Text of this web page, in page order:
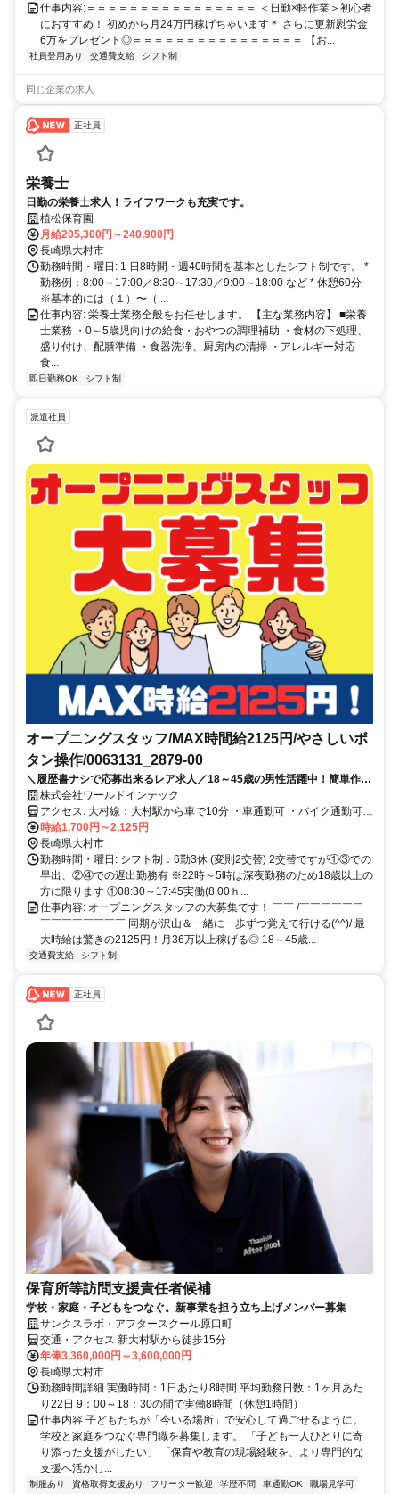
仕事内容: ​＝＝＝＝＝＝＝＝＝＝＝＝＝＝＝＝ ＜日勤×軽作業＞初心者
におすすめ！ 初めから月24万円稼げちゃいます＊ さらに更新慰労金
6万をプレゼント◎ ​＝＝＝＝＝＝＝＝＝＝＝＝＝＝＝＝ 【お...
社員登用あり 交通費支給 シフト制
同じ企業の求人
正社員
栄養士
日勤の栄養士求人！ライフワークも充実です。
植松保育園
月給205,300円～240,900円
長崎県大村市
勤務時間・曜日: 1 日8時間・週40時間を基本としたシフト制です。 *
勤務例：8:00～17:00／8:30～17:30／9:00～18:00 など * 休憩60分
※基本的には（１）〜（...
仕事内容: 栄養士業務全般をお任せします。 【主な業務内容】 ■栄養
士業務 ・0～5歳児向けの給食・おやつの調理補助 ・食材の下処理、
盛り付け、配膳準備 ・食器洗浄、厨房内の清掃 ・アレルギー対応
食...
即日勤務OK シフト制
派遣社員
オープニングスタッフ/MAX時間給2125円/やさしいボ
タン操作/0063131_2879-00
＼履歴書ナシで応募出来るレア求人／18～45歳の男性活躍中！簡単作業
なのに2交替勤務で月36万稼げる！未経験OK◎3ヶ月毎にミニボーナス
支給
株式会社ワールドインテック
アクセス: 大村線：大村駅から車で10分 ・車通勤可 ・バイク通勤可
・交通費規定支給
時給1,700円～2,125円
長崎県大村市
勤務時間・曜日: シフト制：6勤3休 (変則2交替) 2交替ですが①③での
早出、②④での遅出勤務有 ※22時～5時は深夜勤務のため18歳以上の
方に限ります ①08:30～17:45実働(8.00ｈ...
仕事内容: オープニングスタッフの大募集です！ ￣￣ /￣￣￣￣￣￣
￣￣￣￣￣￣￣￣ 同期が沢山＆一緒に一歩ずつ覚えて行ける(^^)/ 最
大時給は驚きの2125円！月36万以上稼げる◎ 18～45歳...
交通費支給 シフト制
正社員
保育所等訪問支援責任者候補
学校・家庭・子どもをつなぐ。新事業を担う立ち上げメンバー募集
サンクスラボ・アフタースクール原口町
交通・アクセス 新大村駅から徒歩15分
年俸3,360,000円～3,600,000円
長崎県大村市
勤務時間詳細 実働時間：1日あたり8時間 平均勤務日数：1ヶ月あた
り22日 9：00～18：30の間で実働8時間（休憩1時間）
仕事内容 子どもたちが「今いる場所」で安心して過ごせるように。
学校と家庭をつなぐ専門職を募集します。 「子ども一人ひとりに寄
り添った支援がしたい」 「保育や教育の現場経験を、より専門的な
支援へ活かし...
制服あり 資格取得支援あり フリーター歓迎 学歴不問 車通勤OK 職場見学可